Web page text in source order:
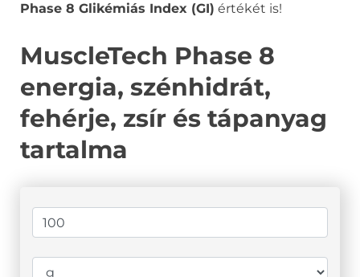
Phase 8 Glikémiás Index (GI) értékét is!
MuscleTech Phase 8
energia, szénhidrát,
fehérje, zsír és tápanyag
tartalma